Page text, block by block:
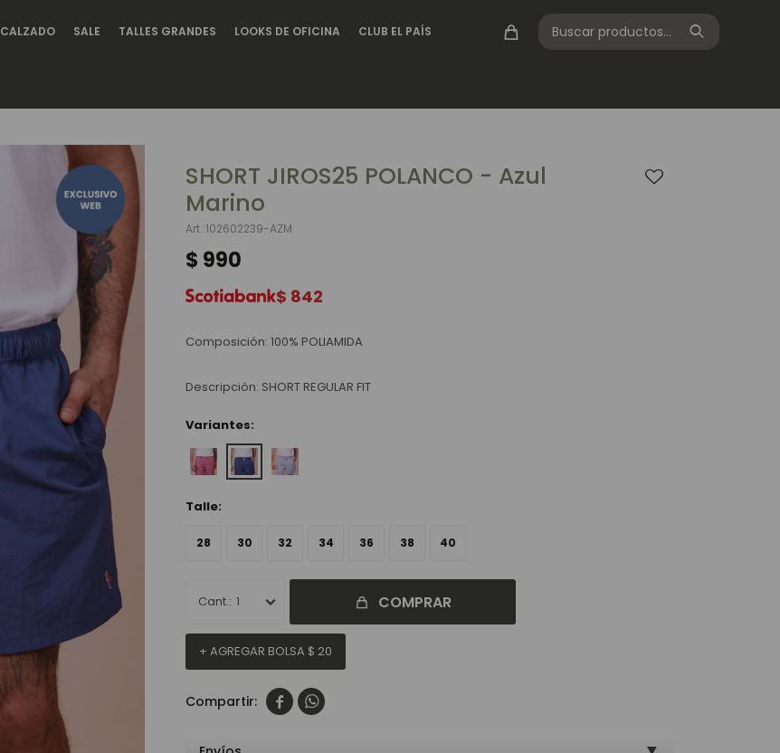
CALZADO SALE TALLES GRANDES LOOKS DE OFICINA CLUB EL PAÍS
SHORT JIROS25 POLANCO - Azul
Marino
102602239-AZM
$ 990
$ 842
Composición: 100% POLIAMIDA
Descripción: SHORT REGULAR FIT
Variantes:
Talle:
28 30 32 34 36 38 40
1 COMPRAR
+ AGREGAR BOLSA $ 20
 